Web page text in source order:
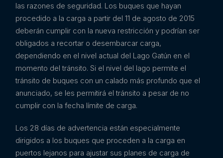
las razones de seguridad. Los buques que hayan
procedido a la carga a partir del 11 de agosto de 2015
deberán cumplir con la nueva restricción y podrían ser
obligados a recortar o desembarcar carga,
dependiendo en el nivel actual del Lago Gatún en el
momento del tránsito. Si el nivel del lago permite el
tránsito de buques con un calado más profundo que el
anunciado, se les permitirá el tránsito a pesar de no
cumplir con la fecha límite de carga.
Los 28 días de advertencia están especialmente
dirigidos a los buques que proceden a la carga en
puertos lejanos para ajustar sus planes de carga de